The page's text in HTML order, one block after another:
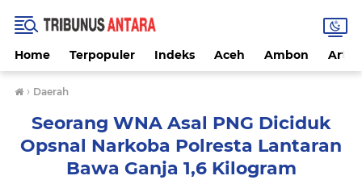
Home Terpopuler Indeks Aceh Ambon
› Daerah
‎Seorang WNA Asal PNG Diciduk
Opsnal Narkoba Polresta Lantaran
Bawa Ganja 1,6 Kilogram